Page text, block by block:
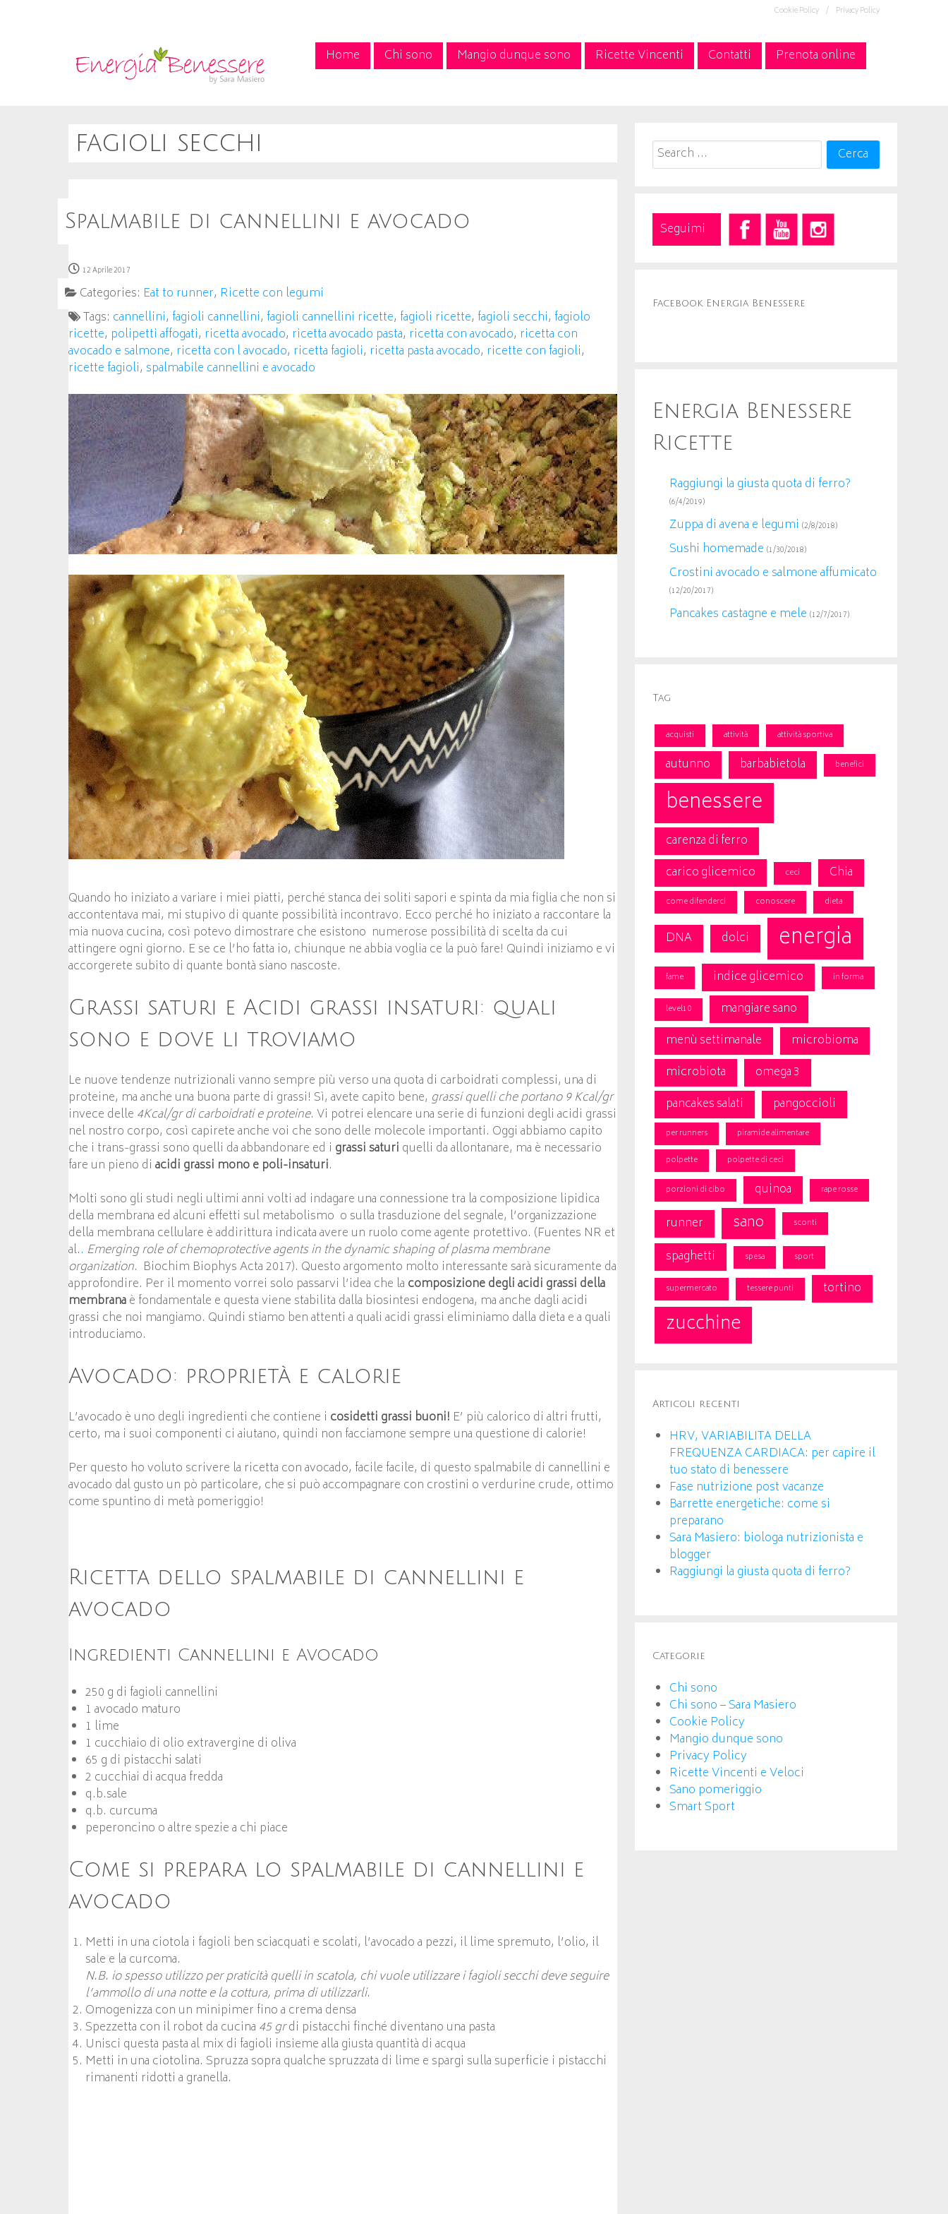
Privacy Policy
Cookie Policy /
Home Chi sono Mangio dunque sono Ricette Vincenti Contatti Prenota online
fagioli secchi
Spalmabile di cannellini e avocado
12 Aprile 2017
Categories: Eat to runner, Ricette con legumi
Tags: cannellini, fagioli cannellini, fagioli cannellini ricette, fagioli ricette, fagioli secchi, fagiolo
ricette, polipetti affogati, ricetta avocado, ricetta avocado pasta, ricetta con avocado, ricetta con
avocado e salmone, ricetta con l avocado, ricetta fagioli, ricetta pasta avocado, ricette con fagioli,
ricette fagioli, spalmabile cannellini e avocado
Quando ho iniziato a variare i miei piatti, perché stanca dei soliti sapori e spinta da mia figlia che non si
accontentava mai, mi stupivo di quante possibilità incontravo. Ecco perché ho iniziato a raccontare la
mia nuova cucina, così potevo dimostrare che esistono numerose possibilità di scelta da cui
attingere ogni giorno. E se ce l’ho fatta io, chiunque ne abbia voglia ce la può fare! Quindi iniziamo e vi
accorgerete subito di quante bontà siano nascoste.
Grassi saturi e Acidi grassi insaturi: quali
sono e dove li troviamo
Le nuove tendenze nutrizionali vanno sempre più verso una quota di carboidrati complessi, una di
proteine, ma anche una buona parte di grassi! Sì, avete capito bene, grassi quelli che portano 9 Kcal/gr
invece delle 4Kcal/gr di carboidrati e proteine. Vi potrei elencare una serie di funzioni degli acidi grassi
nel nostro corpo, così capirete anche voi che sono delle molecole importanti. Oggi abbiamo capito
che i trans-grassi sono quelli da abbandonare ed i grassi saturi quelli da allontanare, ma è necessario
fare un pieno di acidi grassi mono e poli-insaturi.
Molti sono gli studi negli ultimi anni volti ad indagare una connessione tra la composizione lipidica
della membrana ed alcuni effetti sul metabolismo o sulla trasduzione del segnale, l’organizzazione
della membrana cellulare è addirittura indicata avere un ruolo come agente protettivo. (Fuentes NR et
al.. Emerging role of chemoprotective agents in the dynamic shaping ofplasma membrane
organization. Biochim Biophys Acta 2017). Questo argomento molto interessante sarà sicuramente da
approfondire. Per il momento vorrei solo passarvi l’idea che la composizione degli acidi grassi della
membranaè fondamentale e questa viene stabilita dalla biosintesi endogena, ma anche dagli acidi
grassi che noi mangiamo. Quindi stiamo ben attenti a quali acidi grassi eliminiamo dalla dieta e a quali
introduciamo.
Avocado: proprietà e calorie
L’avocado è uno degli ingredienti che contiene i cosidetti grassi buoni! E’ più calorico di altri frutti,
certo, ma i suoi componenti ci aiutano, quindi non facciamone sempre una questione di calorie!
Per questo ho voluto scrivere la ricetta con avocado, facile facile, di questo spalmabile di cannellini e
avocado dal gusto un pò particolare, che si può accompagnare con crostini o verdurine crude, ottimo
come spuntino di metà pomeriggio!
Ricetta dello spalmabile di cannellini e
avocado
Ingredienti Cannellini e Avocado
250 g di fagioli cannellini
1 avocado maturo
1 lime
1 cucchiaio di olio extravergine di oliva
65 g di pistacchi salati
2 cucchiai di acqua fredda
q.b.sale
q.b. curcuma
peperoncino o altre spezie a chi piace
Come si prepara lo spalmabile di cannellini e
avocado
Metti in una ciotola i fagioli ben sciacquati e scolati, l’avocado a pezzi, il lime spremuto, l’olio, il
sale e la curcoma.
N.B. io spesso utilizzo per praticità quelli in scatola, chi vuole utilizzare i fagioli secchi deve seguire
l’ammollo di una notte e la cottura, prima di utilizzarli.
Omogenizza con un minipimer fino a crema densa
Spezzetta con il robot da cucina 45 grdi pistacchi finché diventano una pasta
Unisci questa pasta al mix di fagioli insieme alla giusta quantità di acqua
Metti in una ciotolina. Spruzza sopra qualche spruzzata di lime e spargi sulla superficie i pistacchi
rimanenti ridotti a granella.
Search
for:
Seguimi
Facebook Energia Benessere
Energia Benessere
Ricette
Raggiungi la giusta quota di ferro?
(6/4/2019)
Zuppa di avena e legumi (2/8/2018)
Sushi homemade (1/30/2018)
Crostini avocado e salmone affumicato
(12/20/2017)
Pancakes castagne e mele (12/7/2017)
Tag
acquisti attività attività sportiva
autunno barbabietola benefici
benessere
carenza di ferro
carico glicemico
ceci Chia
come difenderci conoscere dieta
DNA dolci energia
fame indice glicemico in forma
level10
mangiare sano
menù settimanale
microbioma
microbiota
omega 3
pancakes salati
pangoccioli
per runners
piramide alimentare
polpette
polpette di ceci
porzioni di cibo quinoa rape rosse
runner sano sconti
spaghetti spesa sport
supermercato tessere punti tortino
zucchine
Articoli recenti
HRV, VARIABILITA DELLA
FREQUENZA CARDIACA: per capire il
tuo stato di benessere
Fase nutrizione post vacanze
Barrette energetiche: come si
preparano
Sara Masiero: biologa nutrizionista e
blogger
Raggiungi la giusta quota di ferro?
Categorie
Chi sono
Chi sono – Sara Masiero
Cookie Policy
Mangio dunque sono
Privacy Policy
Ricette Vincenti e Veloci
Sano pomeriggio
Smart Sport